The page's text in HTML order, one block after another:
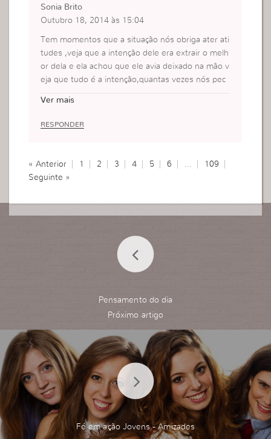
Sonia Brito
Outubro 18, 2014 às 15:04
Tem momentos que a situação nós obriga ater ati
tudes ,veja que a intenção dele era extrair o melh
or dela e ela achou que ele avia deixado na mão v
eja que tudo é a intenção,quantas vezes nós pec
ue temos.
Ver mais
RESPONDER
« Anterior 1 2 3 4 5 6 …
109
Seguinte »
Pensamento do dia
Fé em ação Jovens - Amizades